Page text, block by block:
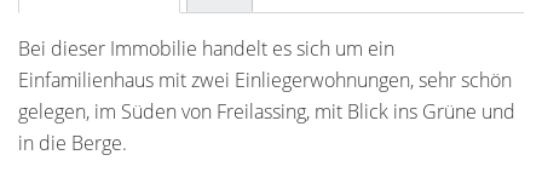
Bei dieser Immobilie handelt es sich um ein
Einfamilienhaus mit zwei Einliegerwohnungen, sehr schön
gelegen, im Süden von Freilassing, mit Blick ins Grüne und
in die Berge.